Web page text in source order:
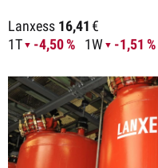
Lanxess 16,41 €
1T
-4,50 % 1W -1,51 %